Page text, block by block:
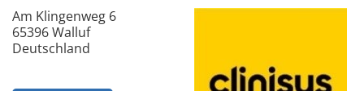
Am Klingenweg 6
65396 Walluf
Deutschland